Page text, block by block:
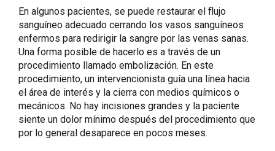
En algunos pacientes, se puede restaurar el flujo
sanguíneo adecuado cerrando los vasos sanguíneos
enfermos para redirigir la sangre por las venas sanas.
Una forma posible de hacerlo es a través de un
procedimiento llamado embolización. En este
procedimiento, un intervencionista guía una línea hacia
el área de interés y la cierra con medios químicos o
mecánicos. No hay incisiones grandes y la paciente
siente un dolor mínimo después del procedimiento que
por lo general desaparece en pocos meses.